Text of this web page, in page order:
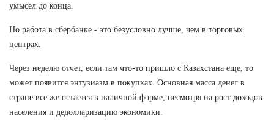
умысел до конца.
Но работа в сбербанке - это безусловно лучше, чем в торговых
центрах.
Через неделю отчет, если там что-то пришло с Казахстана еще, то
может появится энтузиазм в покупках. Основная масса денег в
стране все же остается в наличной форме, несмотря на рост доходов
населения и дедолларизацию экономики.